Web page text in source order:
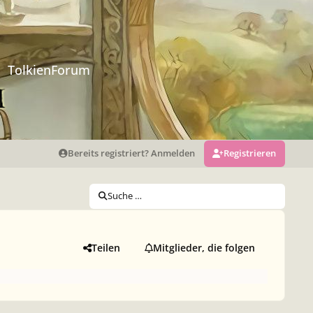
TolkienForum
Bereits registriert? Anmelden Registrieren
Suche …
Teilen Mitglieder, die folgen